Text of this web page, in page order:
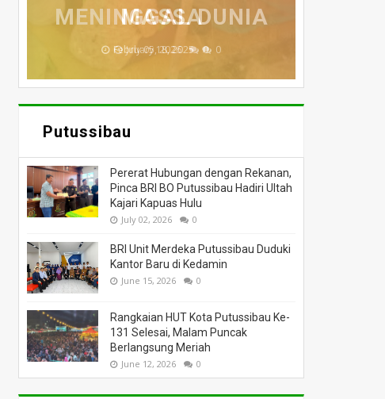
MENINGGAL DUNIA
July 05, 2026 0
HANGUS
November 27, 2025 0
BERI BANTUAN
March 26, 2025 0
DILALAP API
March 13, 2025 0
MASSA
February 18, 2025 0
Putussibau
Pererat Hubungan dengan Rekanan,
Pinca BRI BO Putussibau Hadiri Ultah
Kajari Kapuas Hulu
July 02, 2026 0
BRI Unit Merdeka Putussibau Duduki
Kantor Baru di Kedamin
June 15, 2026 0
Rangkaian HUT Kota Putussibau Ke-
131 Selesai, Malam Puncak
Berlangsung Meriah
June 12, 2026 0